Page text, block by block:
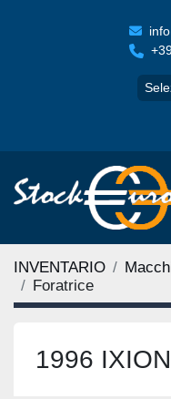
INVENTARIO
Foratrice
1996